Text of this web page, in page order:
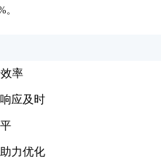
率
应及时
力优化